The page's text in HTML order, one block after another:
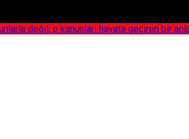
değil, o kanunları hayata geçiren bir